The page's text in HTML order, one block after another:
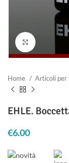
Clicca per
Home Articoli per
EHLE.
€6.00